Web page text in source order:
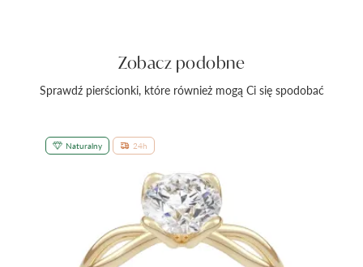
Zobacz podobne
Sprawdź pierścionki, które również mogą Ci się spodobać
Naturalny 24h